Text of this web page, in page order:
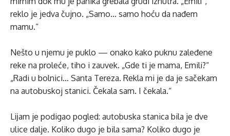
reklo je jedva čujno. „Samo… samo hoću da nađem
mamu.“
Nešto u njemu je puklo — onako kako puknu zaleđene
reke na proleće, tiho i zauvek. „Gde ti je mama, Emili?“
„Radi u bolnici… Santa Tereza. Rekla mi je da je sačekam
na autobuskoj stanici. Čekala sam. I čekala.“
Liјam je podigao pogled: autobuska stanica bila je dve
ulice dalje. Koliko dugo je bila sama? Koliko dugo je